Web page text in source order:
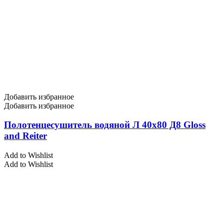
Добавить избранное
Добавить избранное
Полотенцесушитель водяной Л 40х80 Д8 Gloss
and Reiter
Add to Wishlist
Add to Wishlist